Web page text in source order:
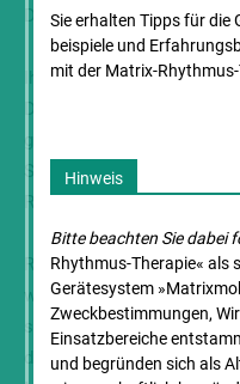
Dr. Jutta Schreiber ist
Ihr Schwerpunkt ist die
Schröpfen, Kraniofaziale
Rhythmus-Therapie.
Regelmäßige
wissenschaftlichen Stand
selbstverständlich. In
dem 20. Internationalen
Sie erhalten Tipps für
beispiele und
mit der Matrix-
Hinweis
Bitte beachten Sie dabei
Rhythmus-Therapie« als
Gerätesystem
Zweck­bestimmungen,
Einsatz­bereiche
und begründen sich als